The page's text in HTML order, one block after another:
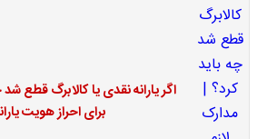
اگر یارانه نقدی یا کالابرگ قطع
برای احراز هویت